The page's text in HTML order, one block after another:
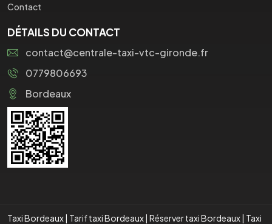
Contact
DÉTAILS DU CONTACT
contact@centrale-taxi-vtc-gironde.fr
0779806693
Bordeaux
Taxi Bordeaux| Tarif taxi Bordeaux| Réserver taxi Bordeaux| Taxi